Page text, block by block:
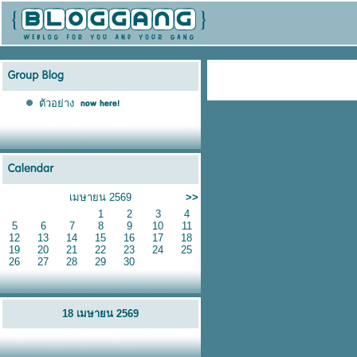
ตัวอย่าง
เมษายน 2569
>>
1
2 3
4
5
6 7 8 9 10
11
12
13 14 15 16 17
18
19
20 21 22 23 24
25
26
27 28 29 30
18 เมษายน 2569